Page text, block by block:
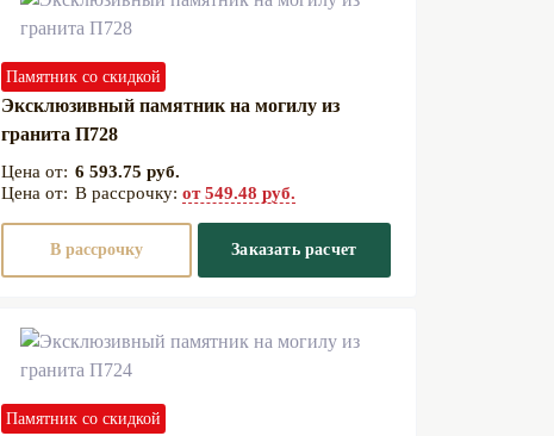
Памятник со скидкой
Эксклюзивный памятник на могилу из
гранита П728
6 593.75 руб.
В рассрочку: от 549.48 руб.
В рассрочку Заказать расчет
Памятник со скидкой